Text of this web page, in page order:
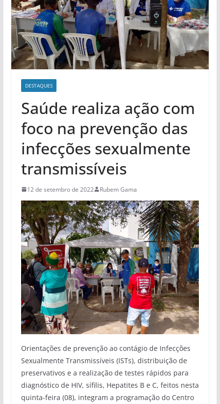
DESTAQUES
Saúde realiza ação com
foco na prevenção das
infecções sexualmente
transmissíveis
12 de setembro de 2022 Rubem Gama
Orientações de prevenção ao contágio de Infecções
Sexualmente Transmissíveis (ISTs), distribuição de
preservativos e a realização de testes rápidos para
diagnóstico de HIV, sífilis, Hepatites B e C, feitos nesta
quinta-feira (08), integram a programação do Centro